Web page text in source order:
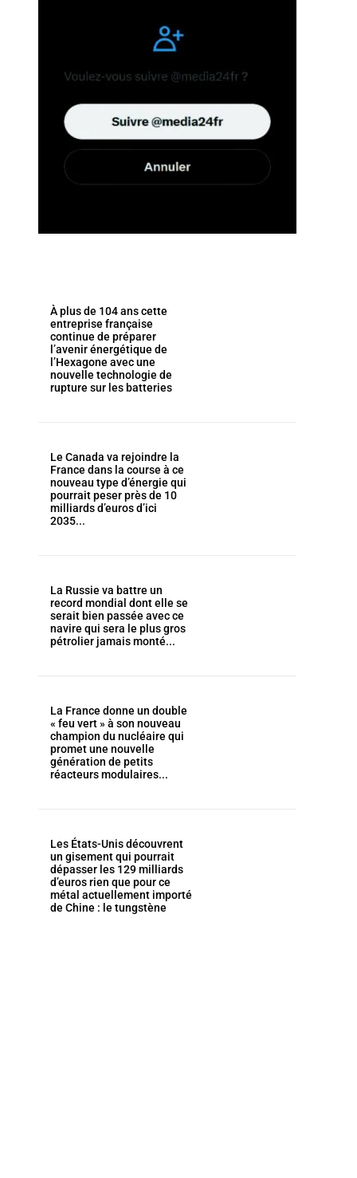
À plus de 104 ans cette
entreprise française
continue de préparer
l’avenir énergétique de
l’Hexagone avec une
nouvelle technologie de
rupture sur les batteries
Le Canada va rejoindre la
France dans la course à ce
nouveau type d’énergie qui
pourrait peser près de 10
milliards d’euros d’ici
2035...
La Russie va battre un
record mondial dont elle se
serait bien passée avec ce
navire qui sera le plus gros
pétrolier jamais monté...
La France donne un double
« feu vert » à son nouveau
champion du nucléaire qui
promet une nouvelle
génération de petits
réacteurs modulaires...
Les États-Unis découvrent
un gisement qui pourrait
dépasser les 129 milliards
d’euros rien que pour ce
métal actuellement importé
de Chine : le tungstène